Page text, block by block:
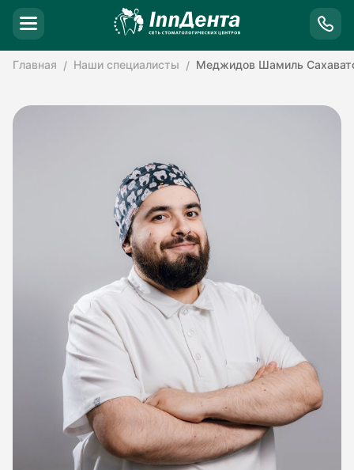
Главная Наши специалисты Меджидов Шамиль